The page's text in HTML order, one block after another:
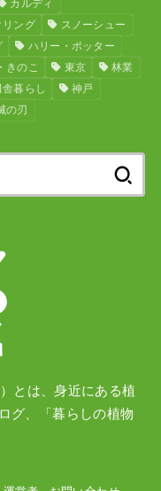
カルディ
リング
スノーシュー
ハリー・ポッター
きのこ 東京
林業
舎暮らし
神戸
の刃
とは、身近にある植
グ、「暮らしの植物